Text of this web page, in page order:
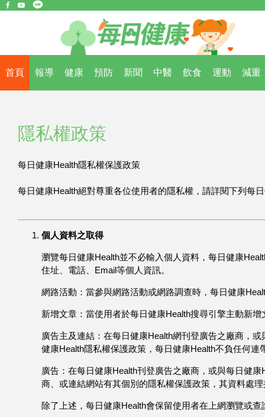
首頁 報導 健康 預防 新聞 中醫 飲食 運動 減重
隱私權政策
每日健康Health隱私權保護政策
每日健康Health絕對尊重各位使用者的隱私權，請詳閱下列每
個人資料之取得
瀏覽每日健康Health並不必輸入個人資料，每日健康
住址、電話、Email等個人資訊。
網路活動：當參與網路活動或網路調查時，每日健康
新增文章：當使用者於每日健康Health搜尋引擎主動新
廣告主及連結：在每日健康Health網刊登廣告之廠商，
健康Health隱私權保護政策，每日健康Health不負任何
廣告：在每日健康Health刊登廣告之廠商，或與每日健
商、或連結網站有其個別的隱私權保護政策，其資料處
除了上述，每日健康Health會保留使用者在上網瀏覽或